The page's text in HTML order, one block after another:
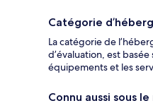
Catégorie
La catégorie de
d’évaluation, est
équipements et les
Connu aussi sous